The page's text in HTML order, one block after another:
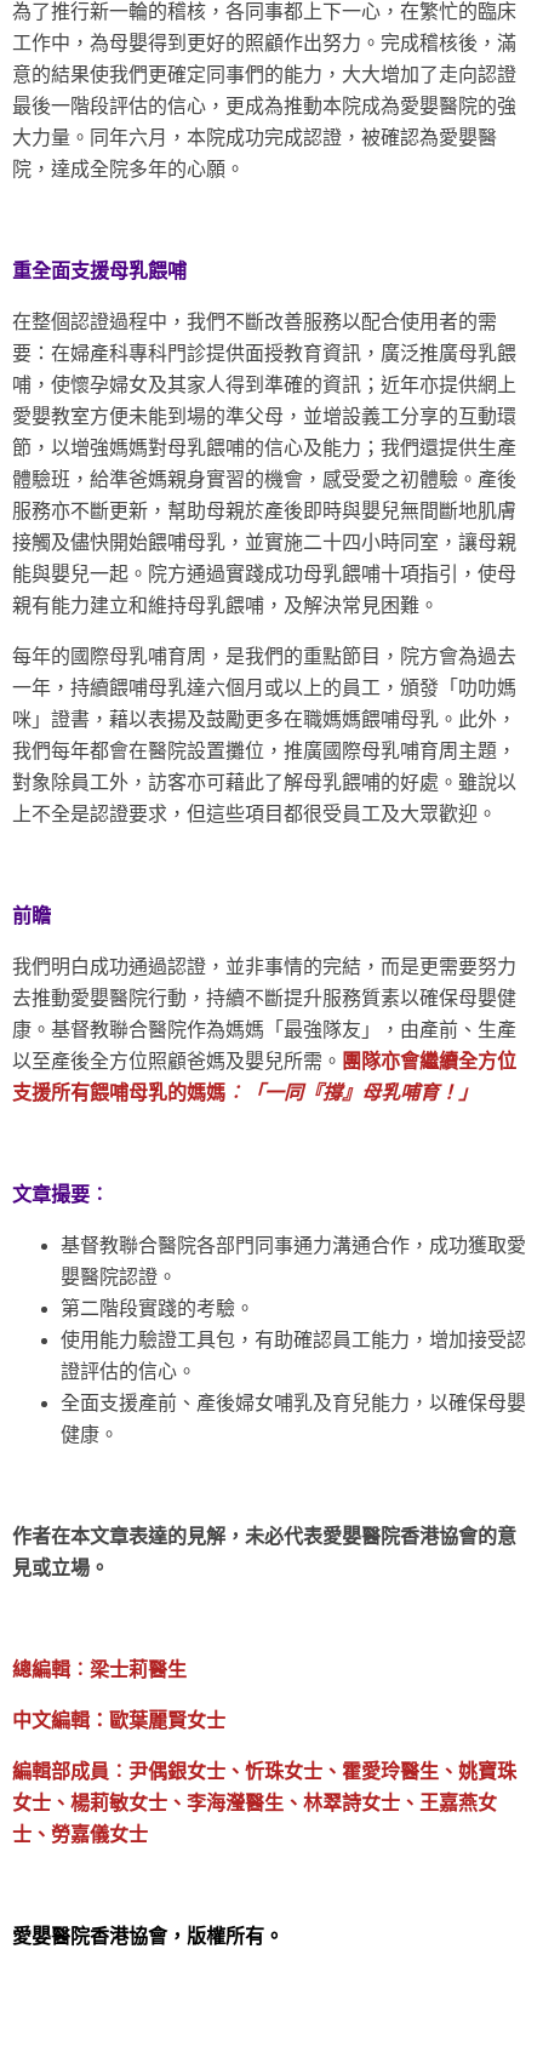
為了推行新一輪的稽核，各同事都上下一心，在繁忙的臨床
工作中，為母嬰得到更好的照顧作出努力。完成稽核後，滿
意的結果使我們更確定同事們的能力，大大增加了走向認證
最後一階段評估的信心，更成為推動本院成為愛嬰醫院的強
大力量。同年六月，本院成功完成認證，被確認為愛嬰醫
院，達成全院多年的心願。
重全面支援母乳餵哺
在整個認證過程中，我們不斷改善服務以配合使用者的需
要：在婦產科專科門診提供面授教育資訊，廣泛推廣母乳餵
哺，使懷孕婦女及其家人得到準確的資訊；近年亦提供網上
愛嬰教室方便未能到場的準父母，並增設義工分享的互動環
節，以增強媽媽對母乳餵哺的信心及能力；我們還提供生產
體驗班，給準爸媽親身實習的機會，感受愛之初體驗。產後
服務亦不斷更新，幫助母親於產後即時與嬰兒無間斷地肌膚
接觸及儘快開始餵哺母乳，並實施二十四小時同室，讓母親
能與嬰兒一起。院方通過實踐成功母乳餵哺十項指引，使母
親有能力建立和維持母乳餵哺，及解決常見困難。
每年的國際母乳哺育周，是我們的重點節目，院方會為過去
一年，持續餵哺母乳達六個月或以上的員工，頒發「叻叻媽
咪」證書，藉以表揚及鼓勵更多在職媽媽餵哺母乳。此外，
我們每年都會在醫院設置攤位，推廣國際母乳哺育周主題，
對象除員工外，訪客亦可藉此了解母乳餵哺的好處。雖說以
上不全是認證要求，但這些項目都很受員工及大眾歡迎。
前瞻
我們明白成功通過認證，並非事情的完結，而是更需要努力
去推動愛嬰醫院行動，持續不斷提升服務質素以確保母嬰健
康。基督教聯合醫院作為媽媽「最強隊友」，由產前、生產
以至產後全方位照顧爸媽及嬰兒所需。 團隊亦會繼續全方位
支援所有餵哺母乳的媽媽 ︰「一同『撐』母乳哺育！」
文章撮要︰
基督教聯合醫院各部門同事通力溝通合作，成功獲取愛
嬰醫院認證。
第二階段實踐的考驗。
使用能力驗證工具包，有助確認員工能力，增加接受認
證評估的信心。
全面支援產前、產後婦女哺乳及育兒能力，以確保母嬰
健康。
作者在本文章表達的見解，未必代表愛嬰醫院香港協會的意
見或立場。
總編輯︰梁士莉醫生
中文編輯：歐葉麗賢女士
編輯部成員︰尹偶銀女士、忻珠女士、霍愛玲醫生、姚寶珠
女士、楊莉敏女士、李海瀅醫生、林翠詩女士、王嘉燕女
士、勞嘉儀女士
愛嬰醫院香港協會，版權所有。